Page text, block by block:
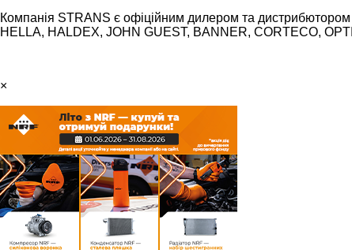
Компанія STRANS є офіційним дилером та
HELLA, HALDEX, JOHN GUEST, BANNER, CORTECO,
×